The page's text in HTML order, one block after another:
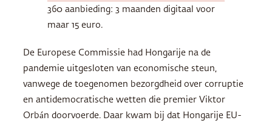
360 aanbieding: 3 maanden digitaal voor
maar 15 euro.
De Europese Commissie had Hongarije na de
pandemie uitgesloten van economische steun,
vanwege de toegenomen bezorgdheid over corruptie
en antidemocratische wetten die premier Viktor
Orbán doorvoerde. Daar kwam bij dat Hongarije EU-